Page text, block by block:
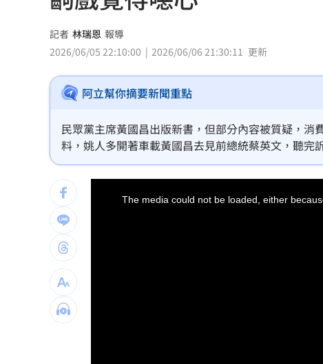
顧立雄視導第三作戰區 慰勉參演官兵辛勞
放雙手騎車喊手麻！騎士遭打臉仍判罰
夢幻跨團合體！SUMMER ANJELS重現BP神
新／女大生伴兒屍6日聲押...法官裁定請回
記者 林瑞恩 報導
2026/06/05 22:10:00
2026/06/06 21:30:11 更新
阿立幫你摘要新聞重點
民眾黨主席黃國昌出版新書，但部分內容被質疑，
料，姚人多開著車載黃國昌去見前總統蔡英文，聽
我知道你的難處」。關於這段過程，已淡出政治圈多
The media could not be loaded, either